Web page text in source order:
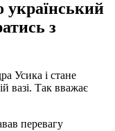
український
з
Усика і стане
вазі. Так вважає
перевагу